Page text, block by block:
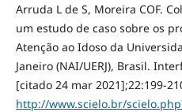
Arruda L de S, Moreira COF.
um estudo de caso sobre os
Atenção ao Idoso da
Janeiro (NAI/UERJ), Brasil.
[citado 24 mar 2021];22:199-
http://www.scielo.br/